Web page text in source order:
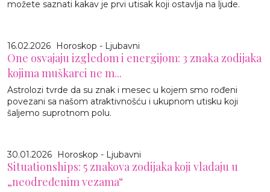
možete saznati kakav je prvi utisak koji ostavlja na ljude.
16.02.2026 Horoskop - Ljubavni
One osvajaju izgledom i energijom: 3 znaka zodijaka
kojima muškarci ne m...
Astrolozi tvrde da su znak i mesec u kojem smo rođeni
povezani sa našom atraktivnošću i ukupnom utisku koji
šaljemo suprotnom polu.
30.01.2026 Horoskop - Ljubavni
Situationships: 5 znakova zodijaka koji vladaju u
„neodređenim vezama“